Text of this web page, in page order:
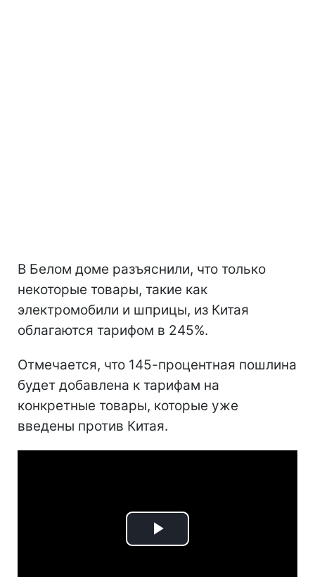
В Белом доме разъяснили, что только
некоторые товары, такие как
электромобили и шприцы, из Китая
облагаются тарифом в 245%.
Отмечается, что 145-процентная пошлина
будет добавлена к тарифам на
конкретные товары, которые уже
введены против Китая.
Play